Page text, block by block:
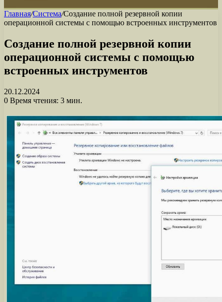
Главная/Система/Создание полной резервной копии
операционной системы с помощью встроенных инструментов
Создание полной резервной копии
операционной системы с помощью
встроенных инструментов
20.12.2024
0 Время чтения: 3 мин.